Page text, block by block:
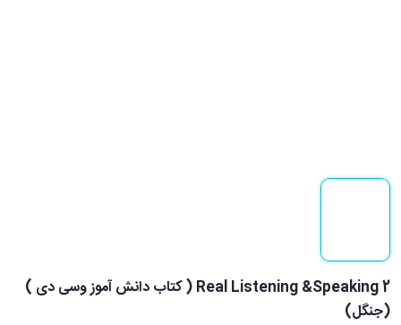
Real Listening &Speaking 2 ( کتاب دانش آموز وسی دی )
(جنگل)